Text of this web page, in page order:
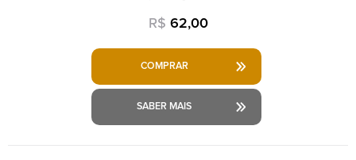
R$ 62,00
COMPRAR
SABER MAIS